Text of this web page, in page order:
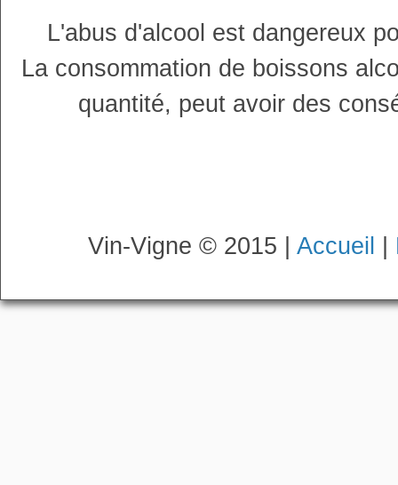
L'abus d'alcool est dangereux
La consommation de boissons
quantité, peut avoir des
Vin-Vigne © 2015 | Accueil